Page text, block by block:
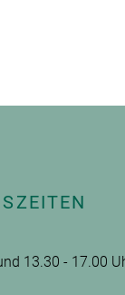
13.30 - 17.00